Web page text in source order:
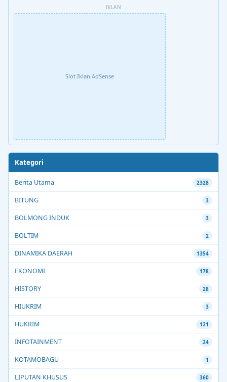
IKLAN
Slot Iklan AdSense
Kategori
Berita Utama 2328
BITUNG 3
BOLMONG INDUK 3
BOLTIM 2
DINAMIKA DAERAH 1354
EKONOMI 178
HISTORY 28
HIUKRIM 3
HUKRIM 121
INFOTAINMENT 24
KOTAMOBAGU 1
LIPUTAN KHUSUS 360